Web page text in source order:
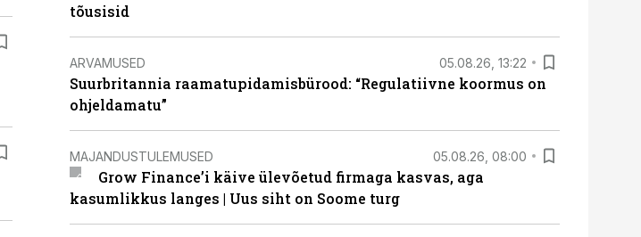
tõusisid
ARVAMUSED 05.08.26, 13:22
Suurbritannia raamatupidamisbürood: “Regulatiivne koormus on
ohjeldamatu”
MAJANDUSTULEMUSED 05.08.26, 08:00
Grow Finance’i käive ülevõetud firmaga kasvas, aga
kasumlikkus langes | Uus siht on Soome turg